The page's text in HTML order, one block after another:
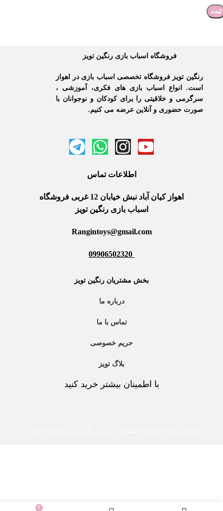
فروشگاه اسباب بازی رنگین تویز
رنگین تویز فروشگاه تخصصی اسباب بازی در اهواز
است. انواع اسباب بازی های فکری، آموزشی ،
سرگرمی و خلاقیتی را برای کودکان و نوجوانان با
صورت حضوری و آنلاین عرضه می کنیم.
اطلاعات تماس
اهواز کیان آباد نبش خیابان 12 غربی فروشگاه
اسباب بازی رنگین تویز
Rangintoys@gmail.com
بخش مشتریان رنگین تویز
درباره ما
تماس با ما
حریم خصوصی
بلاگ تویز
با اطمینان بیشتر خرید کنید
0